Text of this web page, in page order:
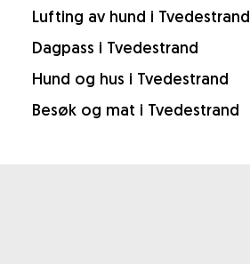
Lufting av hund i Tvedestrand
Dagpass i Tvedestrand
Hund og hus i Tvedestrand
Besøk og mat i Tvedestrand